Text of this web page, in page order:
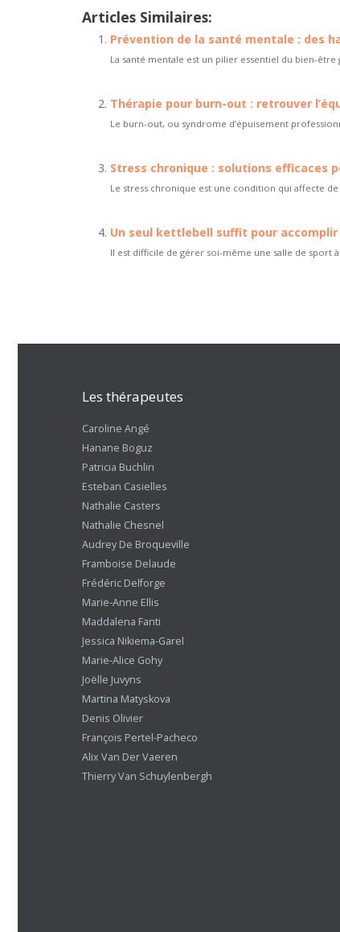
Articles Similaires:
Prévention de la santé mentale : des
La santé mentale est un pilier essentiel du bien-
Thérapie pour burn-out : retrouver
Le burn-out, ou syndrome d’épuisement
Stress chronique : solutions efficaces
Le stress chronique est une condition qui affecte
Un seul kettlebell suffit pour accomplir
Il est difficile de gérer soi-même une salle de sport
Les thérapeutes
Caroline Angé
Hanane Boguz
Patricia Buchlin
Esteban Casielles
Nathalie Casters
Nathalie Chesnel
Audrey De Broqueville
Framboise Delaude
Frédéric Delforge
Marie-Anne Ellis
Maddalena Fanti
Jessica Nikiema-Garel
Marie-Alice Gohy
Joëlle Juvyns
Martina Matyskova
Denis Olivier
François Pertel-Pacheco
Alix Van Der Vaeren
Thierry Van Schuylenbergh